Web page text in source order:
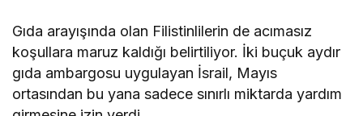
Gıda arayışında olan Filistinlilerin de acımasız
koşullara maruz kaldığı belirtiliyor. İki buçuk aydır
gıda ambargosu uygulayan İsrail, Mayıs
ortasından bu yana sadece sınırlı miktarda yardım